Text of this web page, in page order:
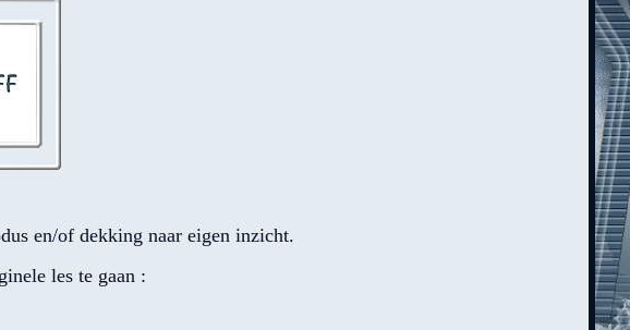
en/of dekking naar eigen inzicht.
les te gaan :